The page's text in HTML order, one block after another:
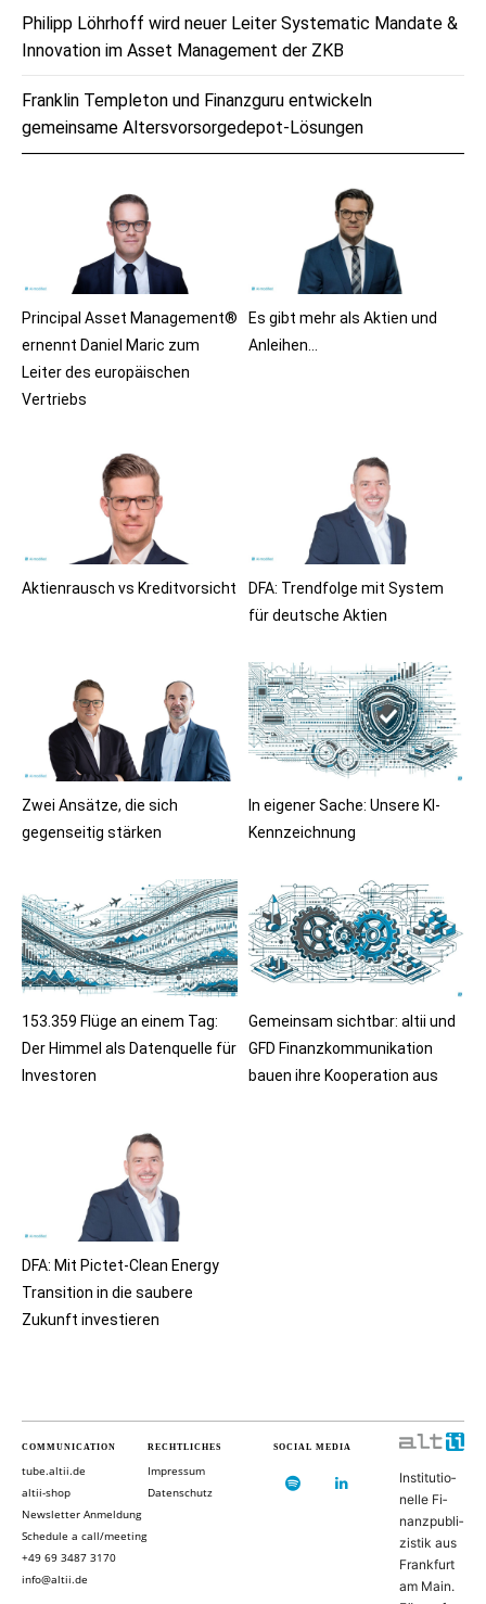
Principal Asset Management®
ernennt Daniel Maric zum
Leiter des europäischen
Vertriebs
Es gibt mehr als Aktien und
Anleihen…
Aktienrausch vs Kreditvorsicht
DFA: Trendfolge mit System
für deutsche Aktien
Zwei Ansätze, die sich
gegenseitig stärken
In eigener Sache: Unsere KI-
Kennzeichnung
153.359 Flüge an einem Tag:
Der Himmel als Datenquelle für
Investoren
Gemeinsam sichtbar: altii und
GFD Finanzkommunikation
bauen ihre Kooperation aus
DFA: Mit Pictet-Clean Energy
Transition in die saubere
Zukunft investieren
Philipp Löhrhoff wird neuer Leiter Systematic Mandate &
Innovation im Asset Management der ZKB
Franklin Templeton und Finanzguru entwickeln
gemeinsame Altersvorsorgedepot-Lösungen
COMMUNICATION
tube.altii.de
altii-shop
Newsletter Anmeldung
Schedule a call/meeting
+49 69 3487 3170
info@altii.de
RECHTLICHES
Impressum
Datenschutz
SOCIAL MEDIA
In­sti­tu­ti­o­
nel­le Fi­
nanz­pu­bli­
zis­tik aus
Frank­furt
am Main.